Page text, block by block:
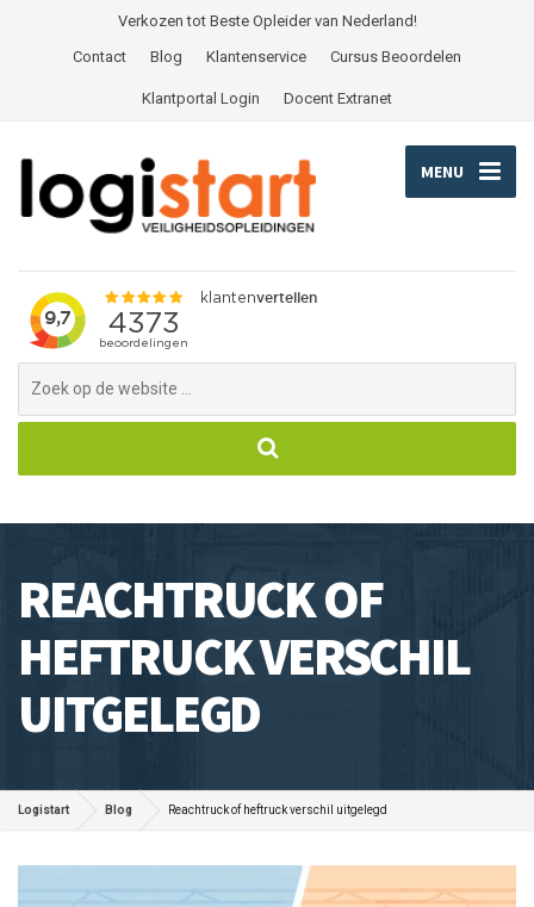
Verkozen tot Beste Opleider van Nederland!
Contact
Blog Klantenservice Cursus Beoordelen
Klantportal Login Docent Extranet
MENU
REACHTRUCK OF
HEFTRUCK VERSCHIL
UITGELEGD
Logistart Blog Reachtruck of heftruck verschil uitgelegd